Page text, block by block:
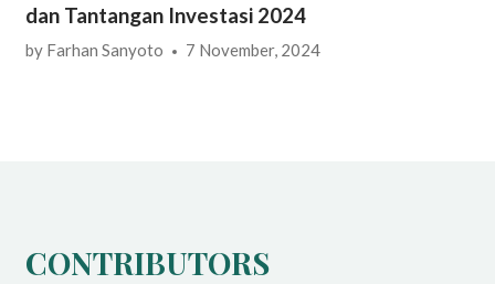
dan Tantangan Investasi 2024
by Farhan Sanyoto 7 November, 2024
CONTRIBUTORS